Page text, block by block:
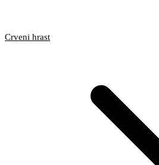
Crveni hrast